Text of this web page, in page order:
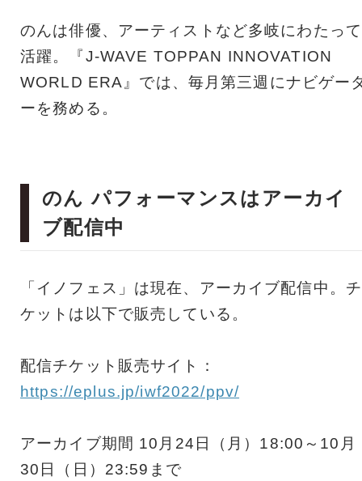
のんは俳優、アーティストなど多岐にわたって
活躍。『J-WAVE TOPPAN INNOVATION
WORLD ERA』では、毎月第三週にナビゲー
ーを務める。
のん パフォーマンスはアーカイ
ブ配信中
「イノフェス」は現在、アーカイブ配信中。チ
ケットは以下で販売している。
配信チケット販売サイト：
https://eplus.jp/iwf2022/ppv/
アーカイブ期間 10月24日（月）18:00～10月
30日（日）23:59まで